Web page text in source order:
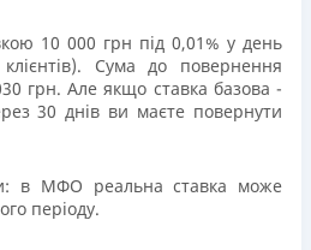
10 000 грн під 0,01% у день
Сума до повернення
грн. Але якщо ставка базова -
30 днів ви маєте повернути
в МФО реальна ставка може
періоду.